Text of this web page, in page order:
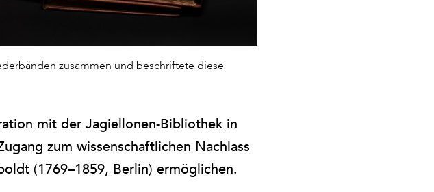
zusammen und beschriftete diese
mit der Jagiellonen-Bibliothek in
zum wissenschaftlichen Nachlass
(1769–1859, Berlin) ermöglichen.